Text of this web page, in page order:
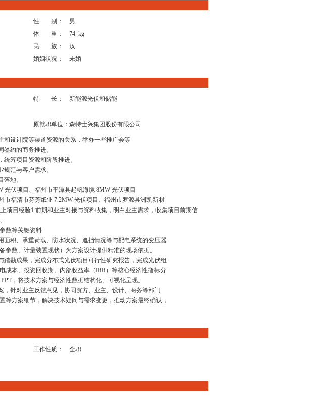
性 别：
男
体 重：
74 kg
民 族：
汉
婚姻状况： 未婚
特 长：
新能源光伏和储能
原就职单位： 森特士兴集团股份有限公司
和设计院等渠道资源的关系，举办一些推广会等
约的商务推进。
筹项目资源和阶段推进。
范与客户需求。
地。
光伏项目、福州市平潭县起帆海缆 8MW 光伏项目
市福清市芬芳纸业 7.2MW 光伏项目、福州市罗源县洲凯新材
项目经验1.前期和业主对接与资料收集，明白业主需求，收集项目前期信
数等关键资料
面积、承重荷载、防水状况、遮挡情况等与配电系统的变压器
数、计量装置现状）为方案设计提供精准的现场依据。
勘成果，完成分布式光伏项目可行性研究报告，完成光伏组
成本、投资回收期、内部收益率（IRR）等核心经济性指标分
，将技术方案与经济性数据结构化、可视化呈现。
，针对业主反馈意见，协同资方、业主、设计、商务等部门
等方案细节，解决技术疑问与需求变更，推动方案最终确认，
工作性质：
全职